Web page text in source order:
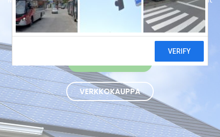
ja energiatehokkaat ilmavesilämpöpumput avaimet
käteen -periaatteella Kuhmoisissa.
VERKKOKAUPPA